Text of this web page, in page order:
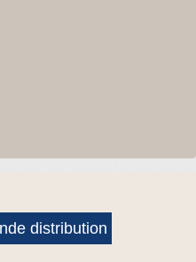
distribution